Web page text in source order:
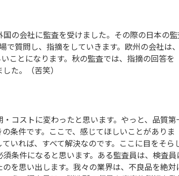
の会社に監査を受けました。その際の日本の
質問し、指摘をしていきます。欧州の会社は、
ことになります。秋の監査では、指摘の回答を
た。（苦笑）
コストに変わったと思います。やっと、品質第
条件です。ここで、感じてほしいことがありま
いれば、すべて解決なのです。ここに目をそら
条件になると思います。ある監査員は、検査員
を思い出します。我々の業界は、不良品を絶対